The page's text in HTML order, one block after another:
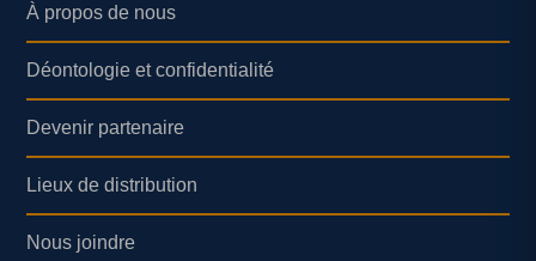
À propos de nous
Déontologie et confidentialité
Devenir partenaire
Lieux de distribution
Nous joindre